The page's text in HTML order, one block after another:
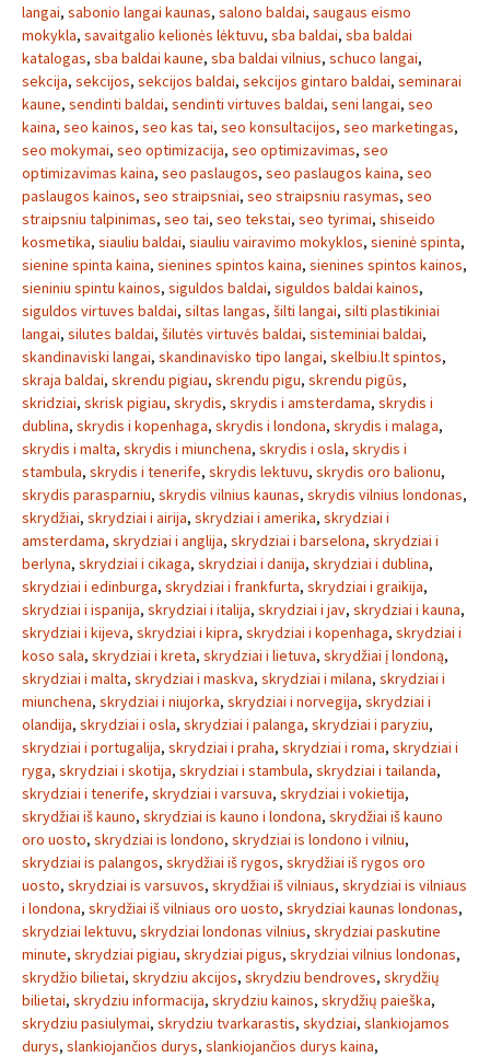
langai, sabonio langai kaunas, salono baldai, saugaus eismo
mokykla, savaitgalio kelionės lėktuvu, sba baldai, sba baldai
katalogas, sba baldai kaune, sba baldai vilnius, schuco langai,
sekcija, sekcijos, sekcijos baldai, sekcijos gintaro baldai, seminarai
kaune, sendinti baldai, sendinti virtuves baldai, seni langai, seo
kaina, seo kainos, seo kas tai, seo konsultacijos, seo marketingas,
seo mokymai, seo optimizacija, seo optimizavimas, seo
optimizavimas kaina, seo paslaugos, seo paslaugos kaina, seo
paslaugos kainos, seo straipsniai, seo straipsniu rasymas, seo
straipsniu talpinimas, seo tai, seo tekstai, seo tyrimai, shiseido
kosmetika, siauliu baldai, siauliu vairavimo mokyklos, sieninė spinta,
sienine spinta kaina, sienines spintos kaina, sienines spintos kainos,
sieniniu spintu kainos, siguldos baldai, siguldos baldai kainos,
siguldos virtuves baldai, siltas langas, šilti langai, silti plastikiniai
langai, silutes baldai, šilutės virtuvės baldai, sisteminiai baldai,
skandinaviski langai, skandinavisko tipo langai, skelbiu.lt spintos,
skraja baldai, skrendu pigiau, skrendu pigu, skrendu pigūs,
skridziai, skrisk pigiau, skrydis, skrydis i amsterdama, skrydis i
dublina, skrydis i kopenhaga, skrydis i londona, skrydis i malaga,
skrydis i malta, skrydis i miunchena, skrydis i osla, skrydis i
stambula, skrydis i tenerife, skrydis lektuvu, skrydis oro balionu,
skrydis parasparniu, skrydis vilnius kaunas, skrydis vilnius londonas,
skrydžiai, skrydziai i airija, skrydziai i amerika, skrydziai i
amsterdama, skrydziai i anglija, skrydziai i barselona, skrydziai i
berlyna, skrydziai i cikaga, skrydziai i danija, skrydziai i dublina,
skrydziai i edinburga, skrydziai i frankfurta, skrydziai i graikija,
skrydziai i ispanija, skrydziai i italija, skrydziai i jav, skrydziai i kauna,
skrydziai i kijeva, skrydziai i kipra, skrydziai i kopenhaga, skrydziai i
koso sala, skrydziai i kreta, skrydziai i lietuva, skrydžiai į londoną,
skrydziai i malta, skrydziai i maskva, skrydziai i milana, skrydziai i
miunchena, skrydziai i niujorka, skrydziai i norvegija, skrydziai i
olandija, skrydziai i osla, skrydziai i palanga, skrydziai i paryziu,
skrydziai i portugalija, skrydziai i praha, skrydziai i roma, skrydziai i
ryga, skrydziai i skotija, skrydziai i stambula, skrydziai i tailanda,
skrydziai i tenerife, skrydziai i varsuva, skrydziai i vokietija,
skrydžiai iš kauno, skrydziai is kauno i londona, skrydžiai iš kauno
oro uosto, skrydziai is londono, skrydziai is londono i vilniu,
skrydziai is palangos, skrydžiai iš rygos, skrydžiai iš rygos oro
uosto, skrydziai is varsuvos, skrydžiai iš vilniaus, skrydziai is vilniaus
i londona, skrydžiai iš vilniaus oro uosto, skrydziai kaunas londonas,
skrydziai lektuvu, skrydziai londonas vilnius, skrydziai paskutine
minute, skrydziai pigiau, skrydziai pigus, skrydziai vilnius londonas,
skrydžio bilietai, skrydziu akcijos, skrydziu bendroves, skrydžių
bilietai, skrydziu informacija, skrydziu kainos, skrydžių paieška,
skrydziu pasiulymai, skrydziu tvarkarastis, skydziai, slankiojamos
durys, slankiojančios durys, slankiojančios durys kaina,